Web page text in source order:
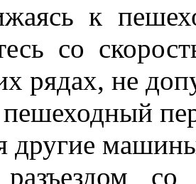
к
со
рядах, не
другие
со